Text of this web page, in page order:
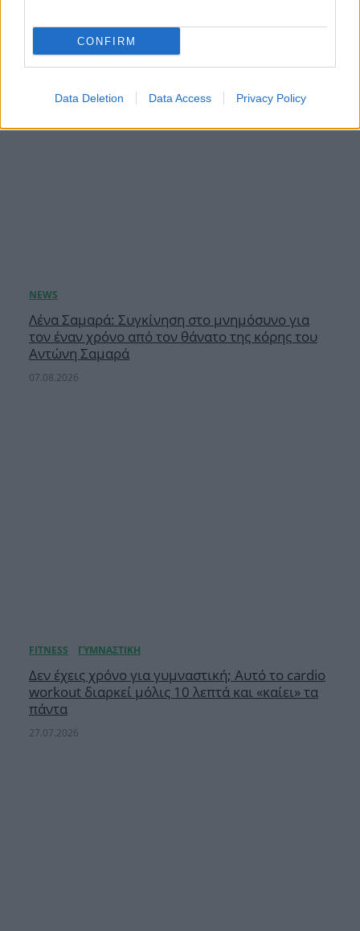
CONFIRM
Data Deletion Data Access Privacy Policy
Λένα Σαμαρά: Συγκίνηση στο μνημόσυνο για
τον έναν χρόνο από τον θάνατο της κόρης του
Αντώνη Σαμαρά
07.08.2026
Δεν έχεις χρόνο για γυμναστική; Αυτό το cardio
workout διαρκεί μόλις 10 λεπτά και «καίει» τα
πάντα
27.07.2026